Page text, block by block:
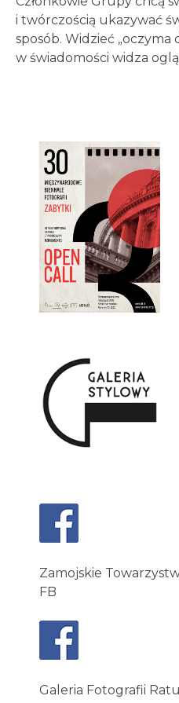
i twórczością ukazywać
sposób. Widzieć „oczyma
w świadomości widza
Zamojskie
FB
Galeria Fotografii